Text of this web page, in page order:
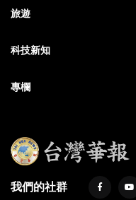
旅遊
科技新知
專欄
我們的社群